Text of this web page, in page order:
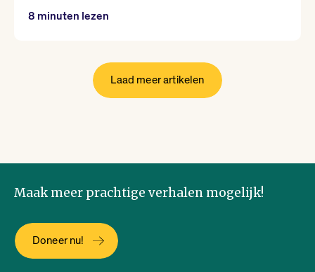
8 minuten lezen
Laad meer artikelen
Maak meer prachtige verhalen mogelijk!
Doneer nu!